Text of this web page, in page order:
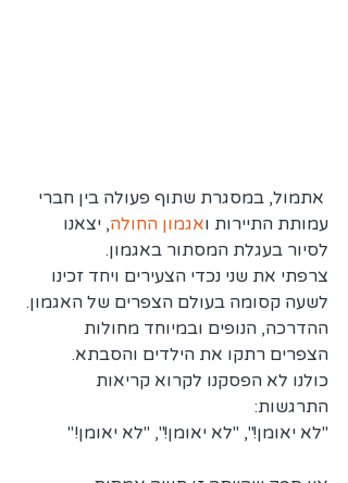
אתמול, במסגרת שתוף פעולה בין חברי
עמותת התיירות ואגמון החולה, יצאנו
לסיור בעגלת המסתור באגמון.
צרפתי את שני נכדי הצעירים ויחד זכינו
לשעה קסומה בעולם הצפרים של האגמון.
ההדרכה, הנופים ובמיוחד מחולות
הצפרים רתקו את הילדים והסבתא.
כולנו לא הפסקנו לקרוא קריאות
התרגשות:
"לא יאומן!", "לא יאומן!", "לא יאומן!"